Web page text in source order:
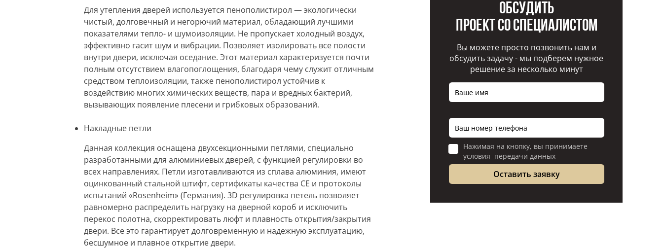
Для утепления дверей используется пенополистирол — экологически
чистый, долговечный и негорючий материал, обладающий лучшими
показателями тепло- и шумоизоляции. Не пропускает холодный воздух,
эффективно гасит шум и вибрации. Позволяет изолировать все полости
внутри двери, исключая оседание. Этот материал характеризуется почти
полным отсутствием влагопоглощения, благодаря чему служит отличным
средством теплоизоляции, также пенополистирол устойчив к
воздействию многих химических веществ, пара и вредных бактерий,
вызывающих появление плесени и грибковых образований.
Накладные петли
Данная коллекция оснащена двухсекционными петлями, специально
разработанными для алюминиевых дверей, с функцией регулировки во
всех направлениях. Петли изготавливаются из сплава алюминия, имеют
оцинкованный стальной штифт, сертификаты качества СЕ и протоколы
испытаний «Rosenheim» (Германия). 3D регулировка петель позволяет
равномерно распределить нагрузку на дверной короб и исключить
перекос полотна, скорректировать люфт и плавность открытия/закрытия
двери. Все это гарантирует долговременную и надежную эксплуатацию,
бесшумное и плавное открытие двери.
Обсудить
проект со специалистом
Вы можете просто позвонить нам и
обсудить задачу - мы подберем нужное
решение за несколько минут
Нажимая на кнопку, вы принимаете
условия передачи данных